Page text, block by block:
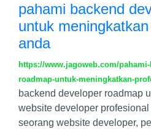
pahami backend
untuk
anda
https://www.jagoweb.com/
roadmap-untuk-meningkatkan-
backend developer roadmap
website developer
seorang website developer,